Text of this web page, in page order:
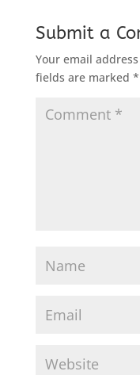
Submit a
Your email
fields are marked *